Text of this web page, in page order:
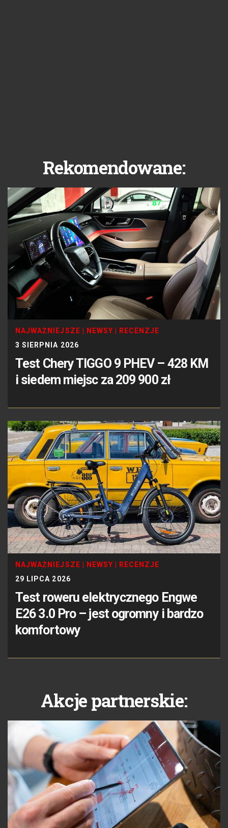
Rekomendowane:
NAJWAŻNIEJSZE NEWSY
RECENZJE
3 SIERPNIA 2026
Test Chery TIGGO 9 PHEV – 428 KM
i siedem miejsc za 209 900 zł
NAJWAŻNIEJSZE | NEWSY | RECENZJE
29 LIPCA 2026
Test roweru elektrycznego Engwe
E26 3.0 Pro – jest ogromny i bardzo
komfortowy
Akcje partnerskie: